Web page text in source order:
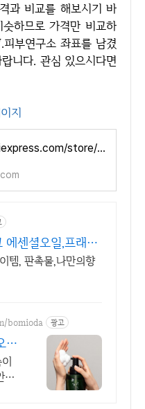
과 비교를 해보시기 바
하므로 가격만 비교하
부연구소 좌표를 남겼
니다. 관심 있으시다면
지
https://ko.aliexpress.com/store/1103613865?spm=a2g0o.detail.1000013.1.5c74dhdCdhdCYv
에센셜오일,프래그
템, 판촉물,나만의향
bomioda 광고
다
해